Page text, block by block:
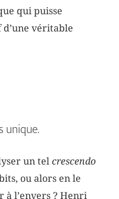
qui puisse
d’une véritable
unique.
un telcrescendo
ou alors en le
l’envers ? Henri